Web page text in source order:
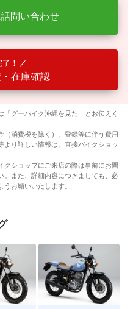
話問い合わせ
！
・在庫確認
グーバイク沖縄を見た」とお伝えく
（消費税を除く）、登録等に伴う費用
り詳しい情報は、直接バイクショッ
クショップにご来店の際は事前にお問
。また、詳細内容につきましても、必
お願いいたします。